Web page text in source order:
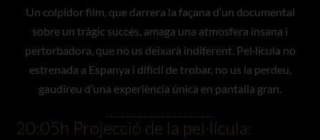
Un colpidor film, que darrera la façana d’un documental
sobre un tràgic succés, amaga una atmosfera insana i
pertorbadora, que no us deixarà indiferent. Pel·lícula no
estrenada a Espanya i difícil de trobar, no us la perdeu,
gaudireu d’una experiència única en pantalla gran.
20:05h Projecció de la pel·lícula: